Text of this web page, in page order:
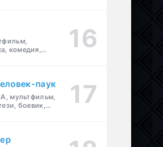
комедия,
паук
мультфильм,
боевик,